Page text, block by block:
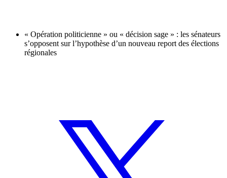
« Opération politicienne » ou « décision sage » : les sénateurs
s’opposent sur l’hypothèse d’un nouveau report des élections
régionales